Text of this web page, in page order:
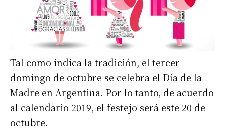
Tal como indica la tradición, el tercer
domingo de octubre se celebra el Día de la
Madre en Argentina. Por lo tanto, de acuerdo
al calendario 2019, el festejo será este 20 de
octubre.